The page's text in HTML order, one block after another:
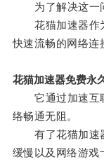
为了解决这一问
花猫加速器作为
快速流畅的网络连
花猫加速器免费永
它通过加速互联
络畅通无阻。
有了花猫加速器
缓慢以及网络游戏